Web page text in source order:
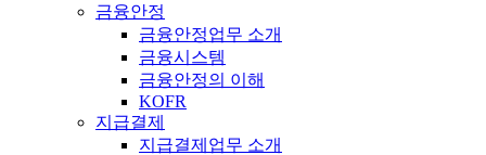
금융안정
금융안정업무 소개
금융시스템
금융안정의 이해
KOFR
지급결제
지급결제업무 소개